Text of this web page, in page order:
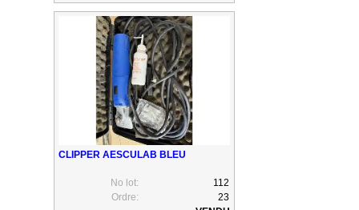
CLIPPER AESCULAB BLEU
No lot:
112
Ordre:
23